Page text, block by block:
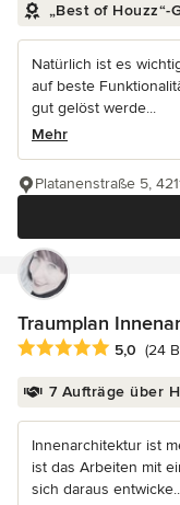
„Best of Houzz“-
Natürlich ist es
auf beste
gut gelöst werde...
Mehr
Platanenstraße 5,
Traumplan
Durchschnittliche
5,0 (24
7 Aufträge über
Innenarchitektur ist
ist das Arbeiten mit
sich daraus